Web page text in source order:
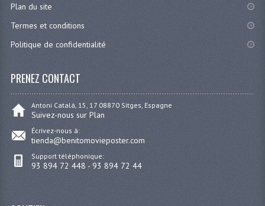
Plan du site
Termes et conditions
Politique de confidentialité
PRENEZ CONTACT
Antoni Catalá, 15, 17 08870 Sitges, Espagne
Suivez-nous sur Plan
Écrivez-nous à:
tienda@benitomovieposter.com
Support téléphonique:
93 894 72 448 - 93 894 72 44